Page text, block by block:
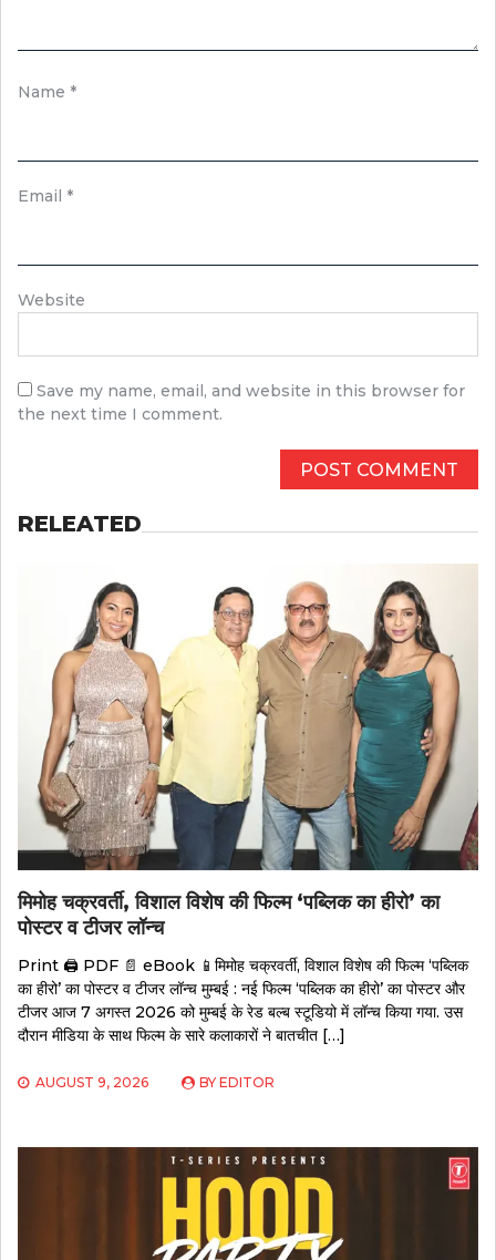
Name *
Email *
Website
Save my name, email, and website in this browser for
the next time I comment.
RELEATED
मिमोह चक्रवर्ती, विशाल विशेष की फिल्म ‘पब्लिक का हीरो’ का
पोस्टर व टीजर लॉन्च
Print 🖨 PDF 📄 eBook 📱मिमोह चक्रवर्ती, विशाल विशेष की फिल्म ‘पब्लिक
का हीरो’ का पोस्टर व टीजर लॉन्च मुम्बई : नई फिल्म ‘पब्लिक का हीरो’ का पोस्टर और
टीजर आज 7 अगस्त 2026 को मुम्बई के रेड बल्ब स्टूडियो में लॉन्च किया गया. उस
दौरान मीडिया के साथ फिल्म के सारे कलाकारों ने बातचीत […]
AUGUST 9, 2026 BY EDITOR